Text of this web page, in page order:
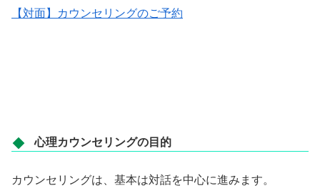
【対面】カウンセリングのご予約
心理カウンセリングの目的
カウンセリングは、基本は対話を中心に進みます。